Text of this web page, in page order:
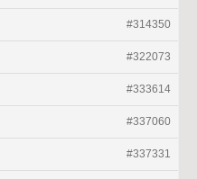
#314350
#322073
#333614
#337060
#337331